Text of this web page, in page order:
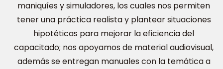
maniquíes y simuladores, los cuales nos permiten
tener una práctica realista y plantear situaciones
hipotéticas para mejorar la eficiencia del
capacitado; nos apoyamos de material audiovisual,
además se entregan manuales con la temática a